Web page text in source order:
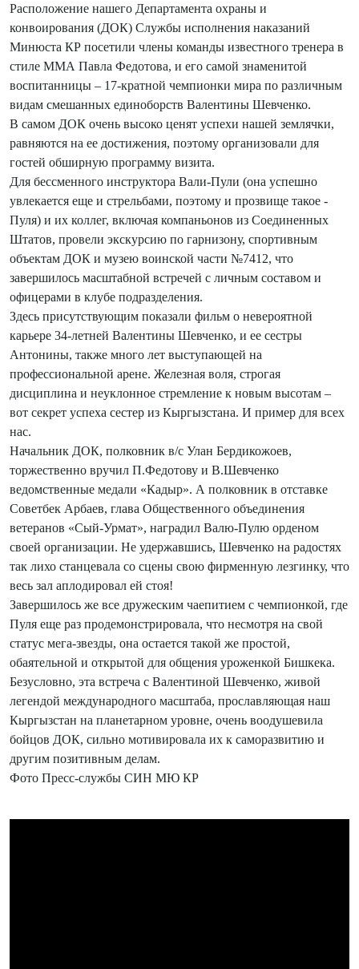
Расположение нашего Департамента охраны и
конвоирования (ДОК) Службы исполнения наказаний
Минюста КР посетили члены команды известного тренера в
стиле ММА Павла Федотова, и его самой знаменитой
воспитанницы – 17-кратной чемпионки мира по различным
видам смешанных единоборств Валентины Шевченко.
В самом ДОК очень высоко ценят успехи нашей землячки,
равняются на ее достижения, поэтому организовали для
гостей обширную программу визита.
Для бессменного инструктора Вали-Пули (она успешно
увлекается еще и стрельбами, поэтому и прозвище такое -
Пуля) и их коллег, включая компаньонов из Соединенных
Штатов, провели экскурсию по гарнизону, спортивным
объектам ДОК и музею воинской части №7412, что
завершилось масштабной встречей с личным составом и
офицерами в клубе подразделения.
Здесь присутствующим показали фильм о невероятной
карьере 34-летней Валентины Шевченко, и ее сестры
Антонины, также много лет выступающей на
профессиональной арене. Железная воля, строгая
дисциплина и неуклонное стремление к новым высотам –
вот секрет успеха сестер из Кыргызстана. И пример для всех
нас.
Начальник ДОК, полковник в/с Улан Бердикожоев,
торжественно вручил П.Федотову и В.Шевченко
ведомственные медали «Кадыр». А полковник в отставке
Советбек Арбаев, глава Общественного объединения
ветеранов «Сый-Урмат», наградил Валю-Пулю орденом
своей организации. Не удержавшись, Шевченко на радостях
так лихо станцевала со сцены свою фирменную лезгинку, что
весь зал аплодировал ей стоя!
Завершилось же все дружеским чаепитием с чемпионкой, где
Пуля еще раз продемонстрировала, что несмотря на свой
статус мега-звезды, она остается такой же простой,
обаятельной и открытой для общения уроженкой Бишкека.
Безусловно, эта встреча с Валентиной Шевченко, живой
легендой международного масштаба, прославляющая наш
Кыргызстан на планетарном уровне, очень воодушевила
бойцов ДОК, сильно мотивировала их к саморазвитию и
другим позитивным делам.
Фото Пресс-службы СИН МЮ КР